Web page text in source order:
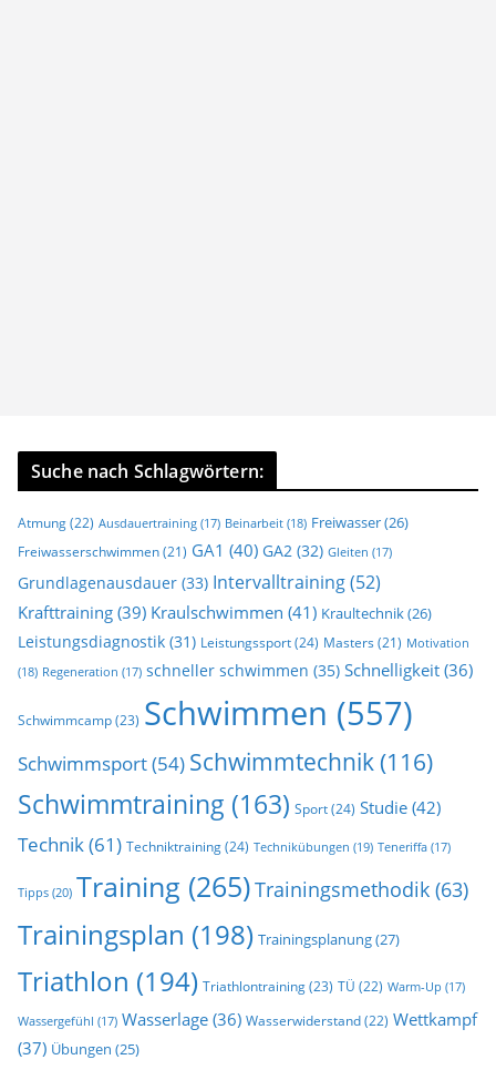
Suche nach Schlagwörtern:
Atmung(22) Ausdauertraining (17) Beinarbeit (18) Freiwasser(26)
Freiwasserschwimmen (21) GA1 (40) GA2 (32) Gleiten (17)
Grundlagenausdauer (33) Intervalltraining(52)
Krafttraining (39) Kraulschwimmen (41) Kraultechnik(26)
Leistungsdiagnostik (31) Leistungssport(24) Masters (21) Motivation
(18) Regeneration (17) schneller schwimmen (35) Schnelligkeit (36)
Schwimmcamp(23) Schwimmen (557)
Schwimmsport(54) Schwimmtechnik(116)
Schwimmtraining (163) Sport(24) Studie (42)
Technik(61) Techniktraining(24) Technikübungen (19) Teneriffa (17)
Tipps (20) Training (265)Trainingsmethodik (63)
Trainingsplan (198) Trainingsplanung(27)
Triathlon (194) Triathlontraining(23) TÜ (22) Warm-Up (17)
Wassergefühl (17) Wasserlage (36) Wasserwiderstand(22) Wettkampf
(37) Übungen (25)